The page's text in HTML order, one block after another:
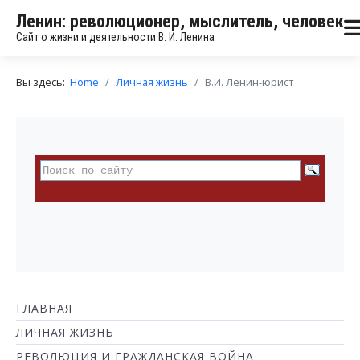
Ленин: революционер, мыслитель, человек
Сайт о жизни и деятельности В. И. Ленина
Вы здесь: Home Личная жизнь В.И. Ленин-юрист
ГЛАВНАЯ
ЛИЧНАЯ ЖИЗНЬ
РЕВОЛЮЦИЯ И ГРАЖДАНСКАЯ ВОЙНА